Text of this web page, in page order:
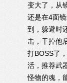
变大了，从
还是在4面
到，躲避时
击，干掉他
打BOSS了
活，推荐武
怪物的魂，